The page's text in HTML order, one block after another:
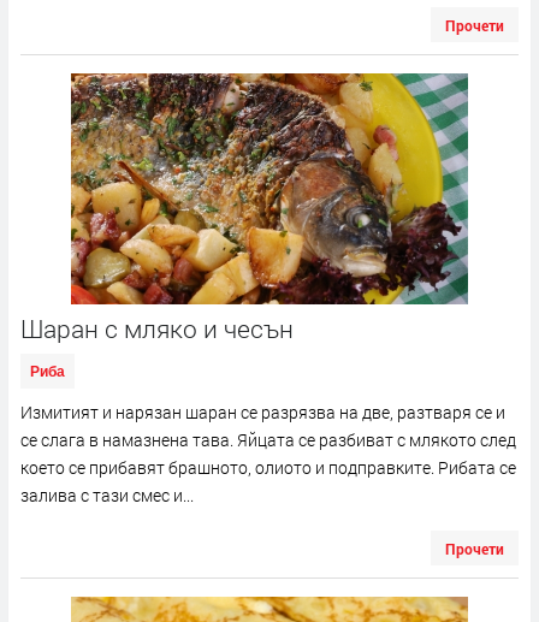
Прочети
Шаран с мляко и чесън
Риба
Измитият и нарязан шаран се разрязва на две, разтваря се и
се слага в намазнена тава. Яйцата се разбиват с млякото след
което се прибавят брашното, олиото и подправките. Рибата се
залива с тази смес и...
Прочети